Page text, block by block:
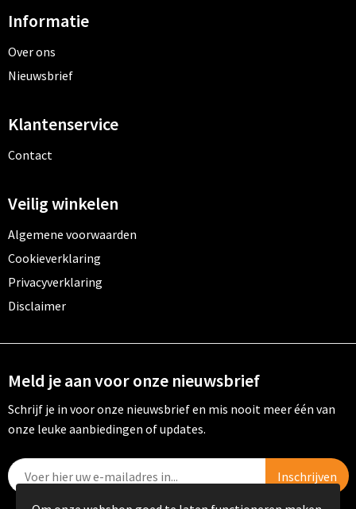
Informatie
Over ons
Nieuwsbrief
Klantenservice
Contact
Veilig winkelen
Algemene voorwaarden
Cookieverklaring
Privacyverklaring
Disclaimer
Meld je aan voor onze nieuwsbrief
Schrijf je in voor onze nieuwsbrief en mis nooit meer één van
onze leuke aanbiedingen of updates.